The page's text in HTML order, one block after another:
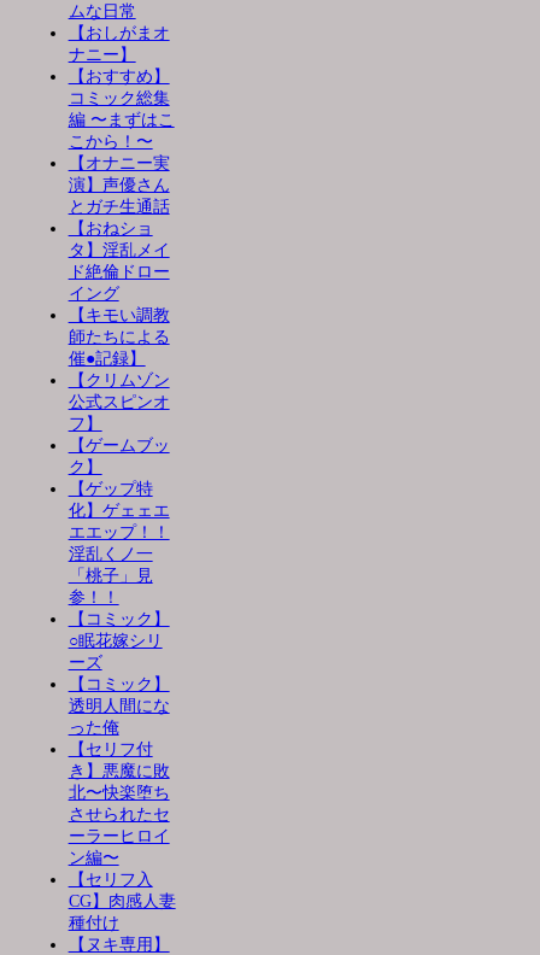
ムな日常
【おしがまオ
ナニー】
【おすすめ】
コミック総集
編 〜まずはこ
こから！〜
【オナニー実
演】声優さん
とガチ生通話
【おねショ
タ】淫乱メイ
ド絶倫ドロー
イング
【キモい調教
師たちによる
催●記録】
【クリムゾン
公式スピンオ
フ】
【ゲームブッ
ク】
【ゲップ特
化】ゲェェエ
エエップ！！
淫乱くノ一
「桃子」見
参！！
【コミック】
○眠花嫁シリ
ーズ
【コミック】
透明人間にな
った俺
【セリフ付
き】悪魔に敗
北〜快楽堕ち
させられたセ
ーラーヒロイ
ン編〜
【セリフ入
CG】肉感人妻
種付け
【ヌキ専用】